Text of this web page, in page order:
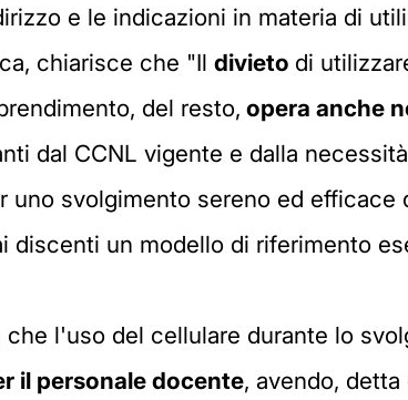
e le indicazioni in materia di
chiarisce che "Il divieto di
del resto, opera anche
dal CCNL vigente e dalla
svolgimento sereno ed efficace
un modello di riferimento
l'uso del cellulare durante lo
il personale docente, avendo,